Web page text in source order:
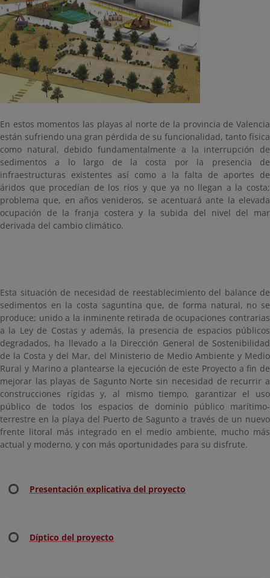
En estos momentos las playas al norte de la provincia de Valencia
están sufriendo una gran pérdida de su funcionalidad, tanto física
como natural, debido fundamentalmente a la interrupción de
sedimentos a lo largo de la costa por la presencia de
infraestructuras existentes así como a la falta de aportes de
áridos que procedían de los ríos y que ya no llegan a la costa;
problema que, en años venideros, se acentuará ante la elevada
ocupación de la franja costera y la subida del nivel del mar
derivada del cambio climático.
Esta situación de necesidad de reestablecimiento del balance de
sedimentos en la costa saguntina que, de forma natural, no se
produce; unido a la inminente retirada de ocupaciones contrarias
a la Ley de Costas y además, la presencia de espacios públicos
degradados, ha llevado a la Dirección General de Sostenibilidad
de la Costa y del Mar, del Ministerio de Medio Ambiente y Medio
Rural y Marino a plantearse la ejecución de este Proyecto a fin de
mejorar las playas de Sagunto Norte sin necesidad de recurrir a
construcciones rígidas y, al mismo tiempo, garantizar el uso
público de todos los espacios de dominio público marítimo-
terrestre en la playa del Puerto de Sagunto a través de un nuevo
frente litoral más integrado en el medio ambiente, mucho más
actual y moderno, y con más oportunidades para su disfrute.
Presentación explicativa del proyecto
Díptico del proyecto